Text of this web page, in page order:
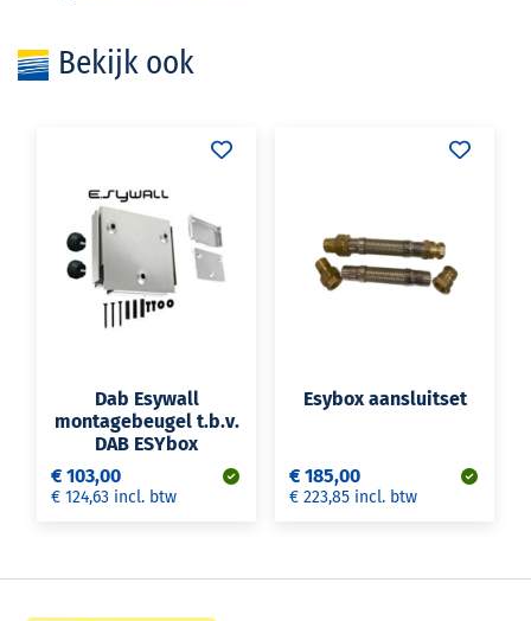
Bekijk ook
Dab Esywall
montagebeugel t.b.v.
DAB ESYbox
€ 103,00
€ 124,63 incl. btw
Esybox aansluitset
€ 185,00
€ 223,85 incl. btw